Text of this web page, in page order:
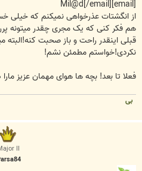
از انگشتات عذرخواهی نمیکنم که خیلی
هم فکر کنی که یک مجری چقدر میتونه
قبلی اینقدر راحت و باز صحبت کنه!البته
نکردی!خواستم مطمئن نشم!
فعلا تا بعد! بچه ها هوای مهمان عزیز
بی
Major II